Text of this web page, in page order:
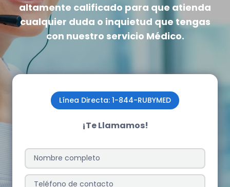
altamente calificado para que atienda
cualquier duda o inquietud que tengas
con nuestro servicio Médico.
Línea Directa: 1-844-RUBYMED
¡Te Llamamos!